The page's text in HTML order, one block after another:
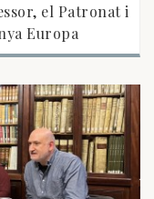
el Patronat i
Europa